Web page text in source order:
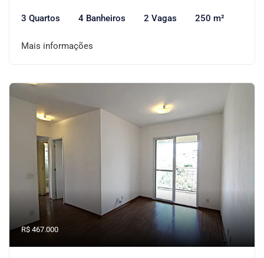
3 Quartos 4 Banheiros 2 Vagas 250 m²
Mais informações
R$ 467.000